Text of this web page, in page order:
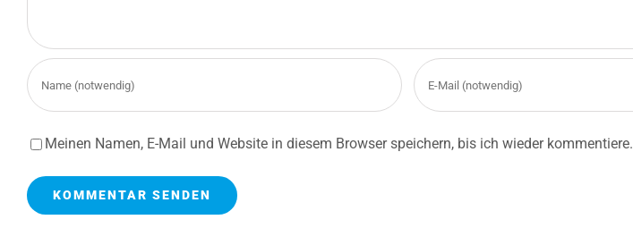
Meinen Namen, E-Mail und Website in diesem Browser speichern, bis ich wieder kommentiere.